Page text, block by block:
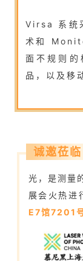
Virsa 系统
术和
面不规则的
品，以及移
诚邀莅临
光，是测量
展会火热进
E7馆7201